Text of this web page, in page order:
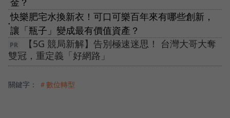
●
快樂肥宅水換新衣！可口可樂百年來有哪些創新，
讓「瓶子」變成最有價值資產？
【5G 競局新解】告別極速迷思！ 台灣大哥大奪
雙冠，重定義「好網路」
關鍵字： ＃數位轉型